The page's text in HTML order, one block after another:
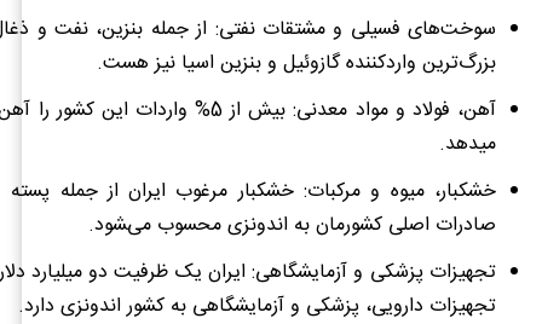
سوخت‏های فسیلی و مشتقات نفتی: از جمله بنزین، نفت و
بزرگ‌ترین واردکننده گازوئیل و بنزین اسیا نیز هست.
آهن، فولاد و مواد معدنی: بیش از 5% واردات
می‏دهد.
خشکبار، میوه و مرکبات: خشکبار مرغوب ایران از جمله پسته
صادرات اصلی کشورمان به اندونزی محسوب می‌‍شود.
تجهیزات پزشکی و آزمایشگاهی: ایران یک ظرفیت دو میلیارد
تجهیزات دارویی، پزشکی و آزمایشگاهی به کشور اندونزی دارد.